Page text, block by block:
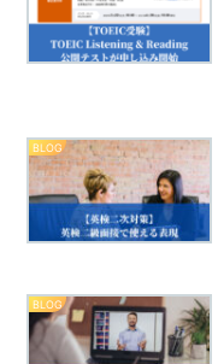
BLOG
BLOG